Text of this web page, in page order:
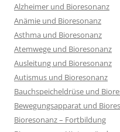
Alzheimer und Bioresonanz
Anämie und Bioresonanz
Asthma und Bioresonanz
Atemwege und Bioresonanz
Ausleitung und Bioresonanz
Autismus und Bioresonanz
Bauchspeicheldrüse und
Bewegungsapparat und
Bioresonanz – Fortbildung